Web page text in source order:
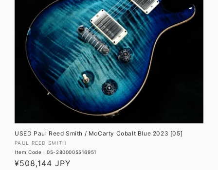
USED Paul Reed Smith / McCarty Cobalt Blue 2023 [05]
販
売
元:
PAUL REED SMITH
Item Code : 05-2800005516951
通
¥508,144 JPY